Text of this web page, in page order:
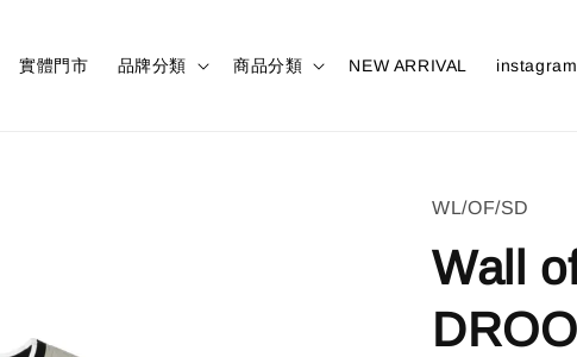
實體門市 品牌分類 商品分類 NEW ARRIVAL instagram
WL/OF/SD
Wall